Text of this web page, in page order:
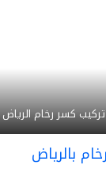
تركيب كسر رخام الرياض